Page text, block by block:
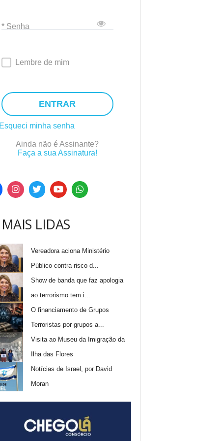
* Senha
Lembre de mim
ENTRAR
minha senha
Ainda não é Assinante?
Faça a sua Assinatura!
LIDAS
Vereadora aciona Ministério
Público contra risco d...
Show de banda que faz apologia
ao terrorismo tem i...
O financiamento de Grupos
Terroristas por grupos a...
Visita ao Museu da Imigração da
Ilha das Flores
Notícias de Israel, por David
Moran